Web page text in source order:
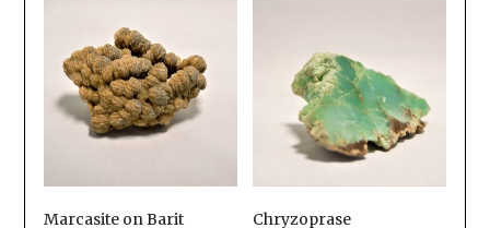
Marcasite on Barit Chryzoprase